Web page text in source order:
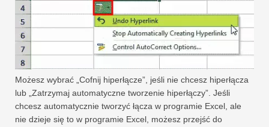
Możesz wybrać „Cofnij hiperłącze”, jeśli nie chcesz hiperłącza
lub „Zatrzymaj automatyczne tworzenie hiperłączy”. Jeśli
chcesz automatycznie tworzyć łącza w programie Excel, ale
nie dzieje się to w programie Excel, możesz przejść do